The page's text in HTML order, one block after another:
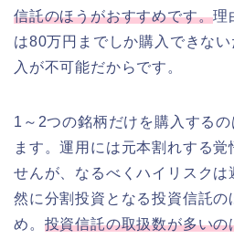
信託のほうがおすすめです。理
は80万円までしか購入できな
入が不可能だからです。
1～2つの銘柄だけを購入する
ます。運用には元本割れする覚
せんが、なるべくハイリスクは
然に分割投資となる投資信託
め。 投資信託の取扱数が多い